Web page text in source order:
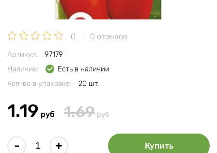
0 0 отзывов
Артикул:
97179
Наличие:
Есть в наличии
Кол-во в упаковке:
20 шт.
1.19 руб 1.69 руб
- + Купить